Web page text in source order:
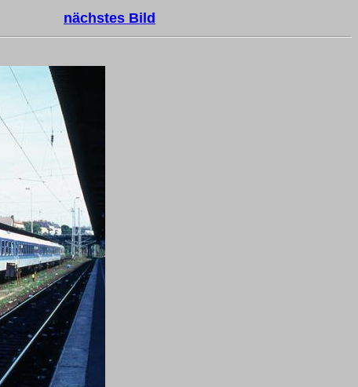
nächstes Bild